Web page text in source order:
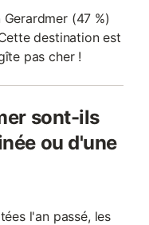
(47 %)
destination est
pas cher !
sont-ils
ou d'une
l'an passé, les